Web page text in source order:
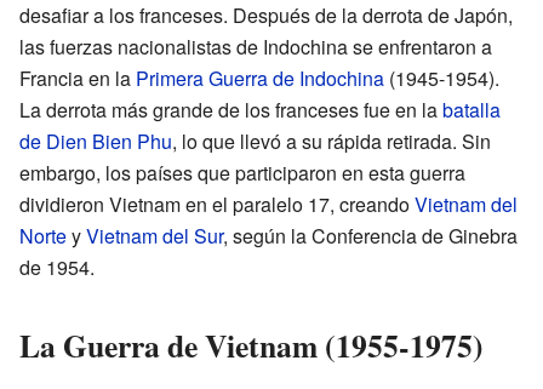
desafiar a los franceses. Después de la derrota de Japón,
las fuerzas nacionalistas de Indochina se enfrentaron a
Francia en la Primera Guerra de Indochina (1945-1954).
La derrota más grande de los franceses fue en labatalla
de Dien Bien Phu, lo que llevó a su rápida retirada. Sin
embargo, los países que participaron en esta guerra
dividieron Vietnam en el paralelo 17, creandoVietnam del
NorteyVietnam del Sur, según la Conferencia de Ginebra
de 1954.
La Guerra de Vietnam (1955-1975)